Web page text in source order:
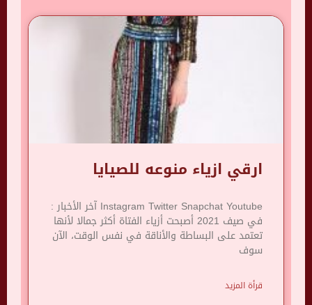
ارقي ازياء منوعه للصيايا
Instagram Twitter Snapchat Youtube آخر الأخبار :
في صيف 2021 أصبحت أزياء الفتاة أكثر جمالا لأنها
تعتمد على البساطة والأناقة في نفس الوقت، الآن
سوف
قرأة المزيد